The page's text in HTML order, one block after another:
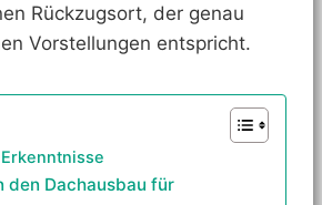
Rückzugsort, der genau
Vorstellungen entspricht.
den Dachausbau für